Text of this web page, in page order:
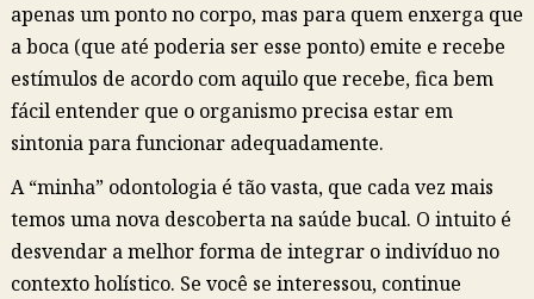
apenas um ponto no corpo, mas para quem enxerga que
a boca (que até poderia ser esse ponto) emite e recebe
estímulos de acordo com aquilo que recebe, fica bem
fácil entender que o organismo precisa estar em
sintonia para funcionar adequadamente.
A “minha” odontologia é tão vasta, que cada vez mais
temos uma nova descoberta na saúde bucal. O intuito é
desvendar a melhor forma de integrar o indivíduo no
contexto holístico. Se você se interessou, continue